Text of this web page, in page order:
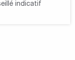
indicatif